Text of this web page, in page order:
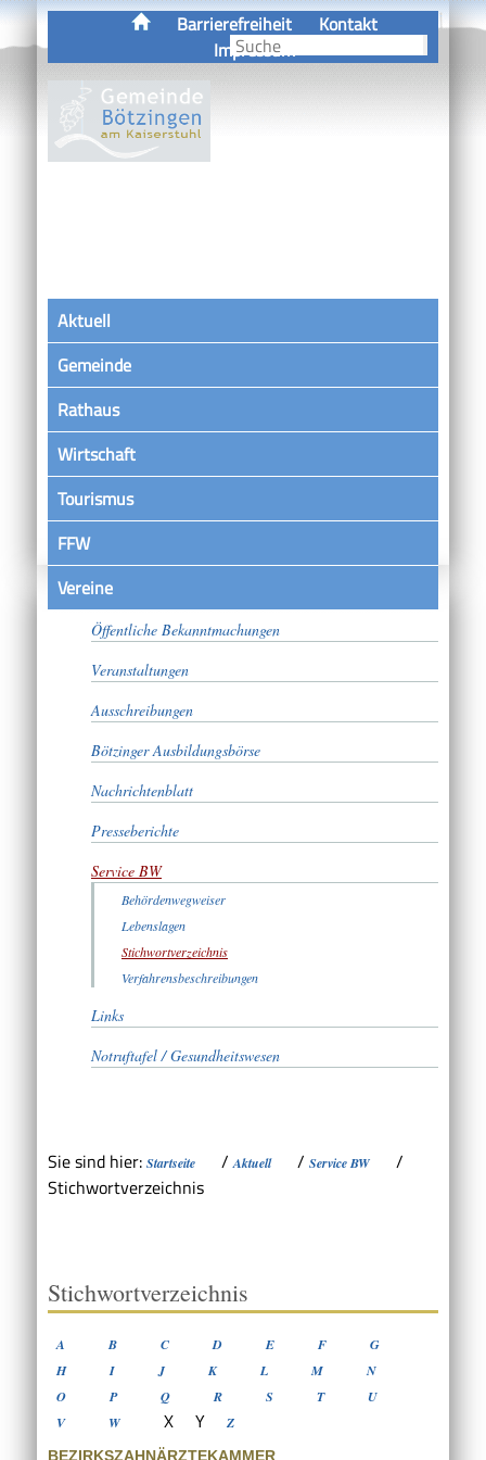
Barrierefreiheit
Kontakt
Impressum
Aktuell
Gemeinde
Rathaus
Wirtschaft
Tourismus
FFW
VereineSatzungen
Öffentliche Bekanntmachungen
Veranstaltungen
Ausschreibungen
Bötzinger Ausbildungsbörse
Nachrichtenblatt
Presseberichte
Service BW
Behördenwegweiser
Lebenslagen
Stichwortverzeichnis
Verfahrensbeschreibungen
Links
Notruftafel / Gesundheitswesen
Sie sind hier: Startseite /Aktuell / Service BW
/
Stichwortverzeichnis
Stichwortverzeichnis
A B C D E F
G
H
I J K L M
N
O
P Q R S T
U
V
W X Y Z
BEZIRKSZAHNÄRZTEKAMMER